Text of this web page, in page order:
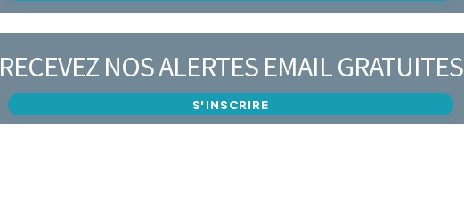
RECEVEZ NOS ALERTES EMAIL GRATUITES
S'INSCRIRE